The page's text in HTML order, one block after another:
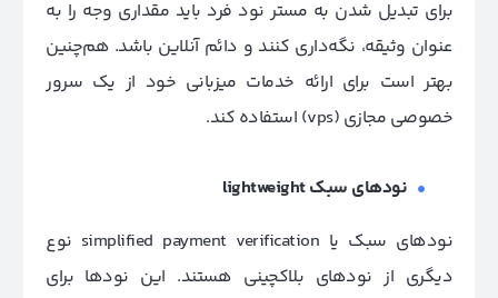
برای تبدیل شدن به مستر نود فرد باید مقداری وجه را به
عنوان وثیقه، نگه‌داری کنند و دائم آنلاین باشد. هم‌چنین
بهتر است برای ارائه خدمات میزبانی خود از یک سرور
خصوصی مجازی (vps) استفاده کند.
نود‌های سبک lightweight
نودهای سبک یا simplified payment verification ن وع
دیگری از نودهای بلاکچینی هستند. این نودها برای